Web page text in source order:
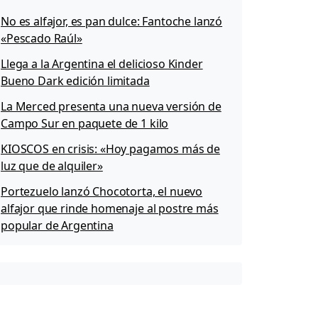
No es alfajor, es pan dulce: Fantoche lanzó
«Pescado Raúl»
Llega a la Argentina el delicioso Kinder
Bueno Dark edición limitada
La Merced presenta una nueva versión de
Campo Sur en paquete de 1 kilo
KIOSCOS en crisis: «Hoy pagamos más de
luz que de alquiler»
Portezuelo lanzó Chocotorta, el nuevo
alfajor que rinde homenaje al postre más
popular de Argentina